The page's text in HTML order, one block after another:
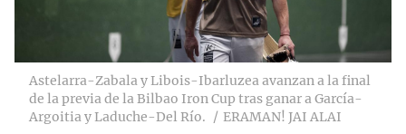
Astelarra-Zabala y Libois-Ibarluzea avanzan a la final
de la previa de la Bilbao Iron Cup tras ganar a García-
Argoitia y Laduche-Del Río.
ERAMAN! JAI ALAI